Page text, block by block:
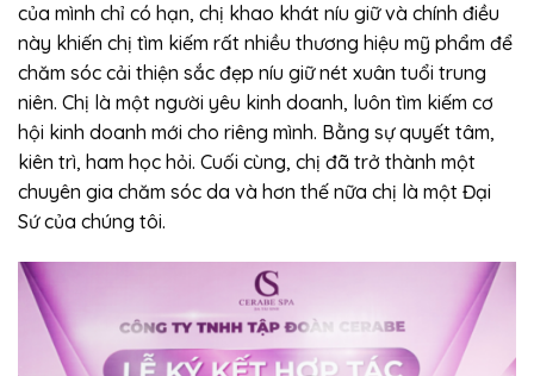
của mình chỉ có hạn, chị khao khát níu giữ và chính điều
này khiến chị tìm kiếm rất nhiều thương hiệu mỹ phẩm để
chăm sóc cải thiện sắc đẹp níu giữ nét xuân tuổi trung
niên. Chị là một người yêu kinh doanh, luôn tìm kiếm cơ
hội kinh doanh mới cho riêng mình. Bằng sự quyết tâm,
kiên trì, ham học hỏi. Cuối cùng, chị đã trở thành một
chuyên gia chăm sóc da và hơn thế nữa chị là một Đại
Sứ của chúng tôi.